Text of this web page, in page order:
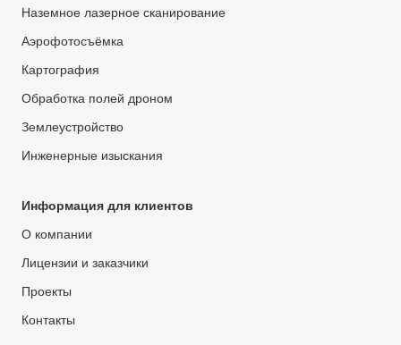
Наземное лазерное сканирование
Аэрофотосъёмка
Инженерные изыскания
Картография
Обработка полей дроном
Землеустройство
Информация для клиентов
О компании
Лицензии и заказчики
Проекты
Контакты